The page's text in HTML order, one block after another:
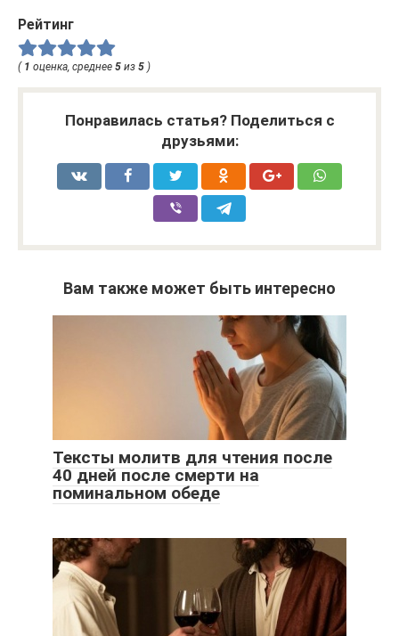
Рейтинг
( 1 оценка, среднее 5 из 5 )
Понравилась статья? Поделиться с
друзьями:
Вам также может быть интересно
Тексты молитв для чтения после
40 дней после смерти на
поминальном обеде